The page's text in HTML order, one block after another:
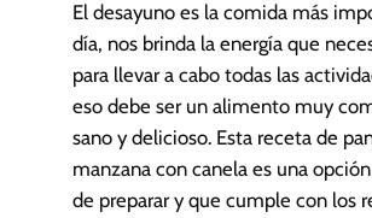
El desayuno es la comida más
día, nos brinda la energía que
para llevar a cabo todas las
eso debe ser un alimento muy
sano y delicioso. Esta receta de
manzana con canela es una
de preparar y que cumple con los